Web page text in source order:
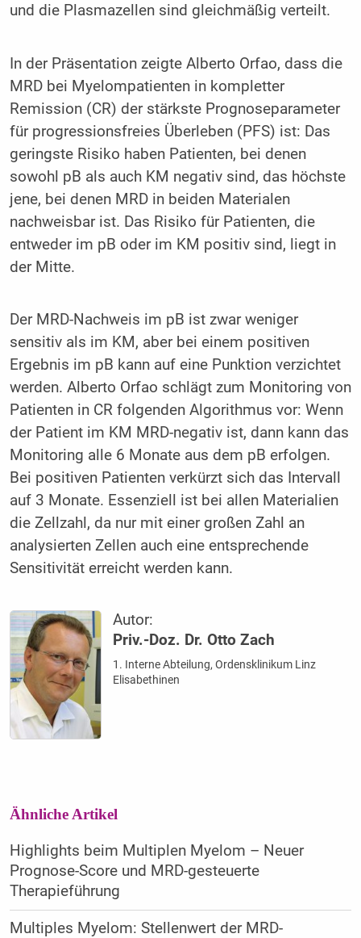
und die Plasmazellen sind gleichmäßig verteilt.
In der Präsentation zeigte Alberto Orfao, dass die
MRD bei Myelompatienten in kompletter
Remission (CR) der stärkste Prognoseparameter
für progressionsfreies Überleben (PFS) ist: Das
geringste Risiko haben Patienten, bei denen
sowohl pB als auch KM negativ sind, das höchste
jene, bei denen MRD in beiden Materialen
nachweisbar ist. Das Risiko für Patienten, die
entweder im pB oder im KM positiv sind, liegt in
der Mitte.
Der MRD-Nachweis im pB ist zwar weniger
sensitiv als im KM, aber bei einem positiven
Ergebnis im pB kann auf eine Punktion verzichtet
werden. Alberto Orfao schlägt zum Monitoring von
Patienten in CR folgenden Algorithmus vor: Wenn
der Patient im KM MRD-negativ ist, dann kann das
Monitoring alle 6 Monate aus dem pB erfolgen.
Bei positiven Patienten verkürzt sich das Intervall
auf 3 Monate. Essenziell ist bei allen Materialien
die Zellzahl, da nur mit einer großen Zahl an
analysierten Zellen auch eine entsprechende
Sensitivität erreicht werden kann.
Autor:
Priv.-Doz. Dr. Otto Zach
1. Interne Abteilung, Ordensklinikum Linz
Elisabethinen
Ähnliche Artikel
Highlights beim Multiplen Myelom – Neuer
Prognose-Score und MRD-gesteuerte
Therapieführung
Multiples Myelom: Stellenwert der MRD-